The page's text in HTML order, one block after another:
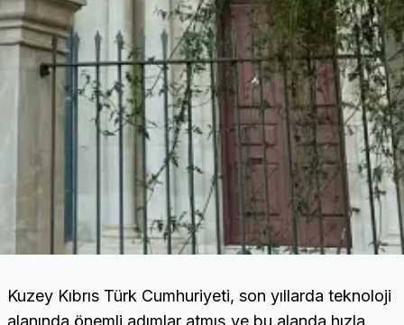
Kuzey Kıbrıs Türk Cumhuriyeti, son yıllarda teknoloji
alanında önemli adımlar atmış ve bu alanda hızla